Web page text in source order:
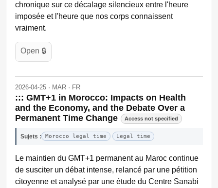
chronique sur ce décalage silencieux entre l'heure
imposée et l'heure que nos corps connaissent
vraiment.
Open 🔒
2026-04-25 · MAR · FR
::: GMT+1 in Morocco: Impacts on Health
and the Economy, and the Debate Over a
Permanent Time Change
Access not specified
Sujets : Morocco legal time Legal time
Le maintien du GMT+1 permanent au Maroc continue
de susciter un débat intense, relancé par une pétition
citoyenne et analysé par une étude du Centre Sanabi